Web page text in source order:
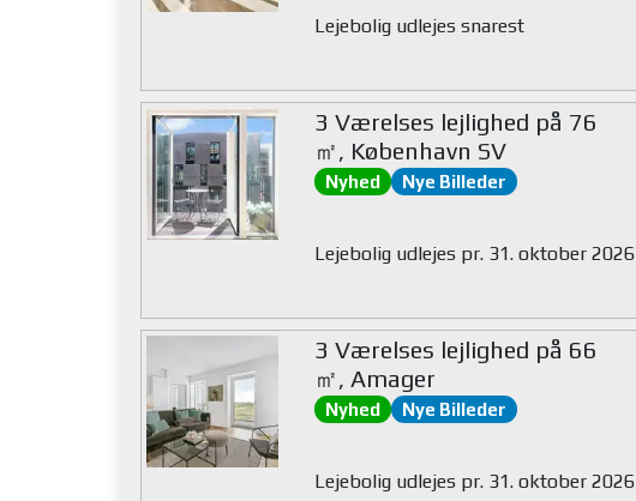
Lejebolig udlejes snarest
3 Værelses lejlighed på 76
㎡, København SV
Nyhed Nye Billeder
Lejebolig udlejes pr. 31. oktober 2026
3 Værelses lejlighed på 66
㎡, Amager
Nyhed Nye Billeder
Lejebolig udlejes pr. 31. oktober 2026